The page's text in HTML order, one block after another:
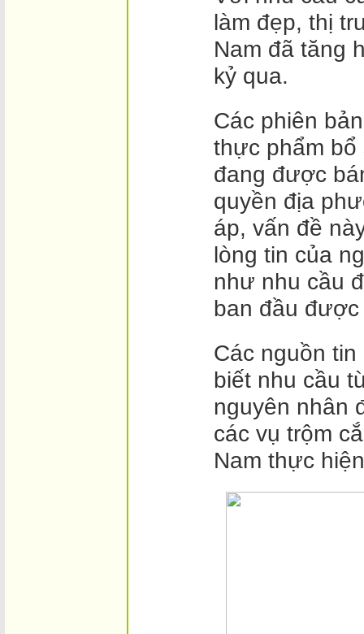
làm đẹp, thị
Nam đã tăng
kỷ qua.
Các phiên
thực phẩm bổ
đang được
quyền địa
áp, vấn đề
lòng tin của
như nhu cầu
ban đầu
Các nguồn
biết nhu cầu
nguyên nhân
các vụ trộm
Nam thực